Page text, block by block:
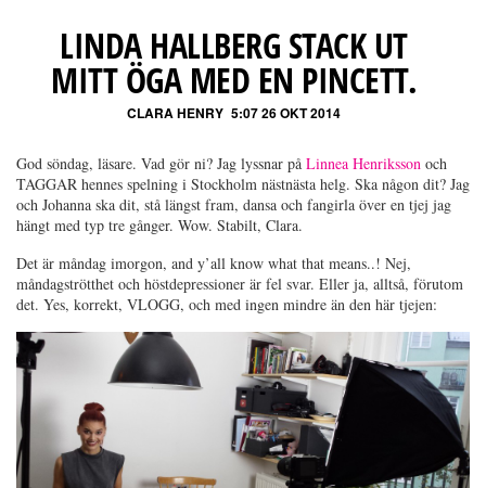
LINDA HALLBERG STACK UT
MITT ÖGA MED EN PINCETT.
CLARA HENRY 5:07 26 OKT 2014
God söndag, läsare. Vad gör ni? Jag lyssnar på Linnea Henriksson och
TAGGAR hennes spelning i Stockholm nästnästa helg. Ska någon dit? Jag
och Johanna ska dit, stå längst fram, dansa och fangirla över en tjej jag
hängt med typ tre gånger. Wow. Stabilt, Clara.
Det är måndag imorgon, and y’all know what that means..! Nej,
måndagströtthet och höstdepressioner är fel svar. Eller ja, alltså, förutom
det. Yes, korrekt, VLOGG, och med ingen mindre än den här tjejen: